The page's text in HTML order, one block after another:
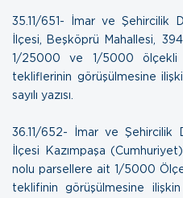
35.11/651- İmar ve Şehircilik
İlçesi, Beşköprü Mahallesi,
1/25000 ve 1/5000 ölçekli
tekliflerinin görüşülmesine
sayılı yazısı.
36.11/652- İmar ve Şehircilik
İlçesi Kazımpaşa
nolu parsellere ait 1/5000
teklifinin görüşülmesine ilişkin